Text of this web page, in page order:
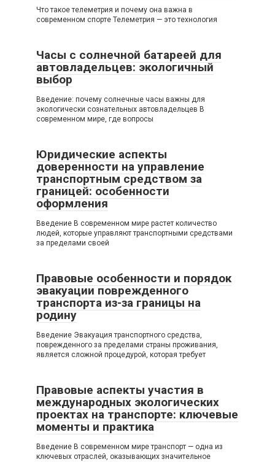
Что такое телеметрия и почему она важна в
современном спорте Телеметрия — это технология
Часы с солнечной батареей для
автовладельцев: экологичный
выбор
Введение: почему солнечные часы важны для
экологически сознательных автовладельцев В
современном мире, где вопросы
Юридические аспекты
доверенности на управление
транспортным средством за
границей: особенности
оформления
Введение В современном мире растет количество
людей, которые управляют транспортными средствами
за пределами своей
Правовые особенности и порядок
эвакуации поврежденного
транспорта из-за границы на
родину
Введение Эвакуация транспортного средства,
поврежденного за пределами страны проживания,
является сложной процедурой, которая требует
Правовые аспекты участия в
международных экологических
проектах на транспорте: ключевые
моменты и практика
Введение В современном мире транспорт — одна из
ключевых отраслей, оказывающих значительное